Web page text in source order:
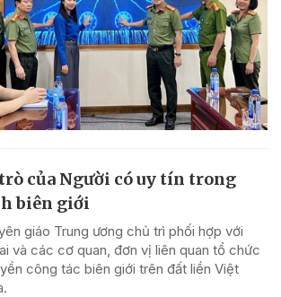
của Người có uy tín trong
biên giới
giáo Trung ương chủ trì phối hợp với
và các cơ quan, đơn vị liên quan tổ chức
công tác biên giới trên đất liền Việt